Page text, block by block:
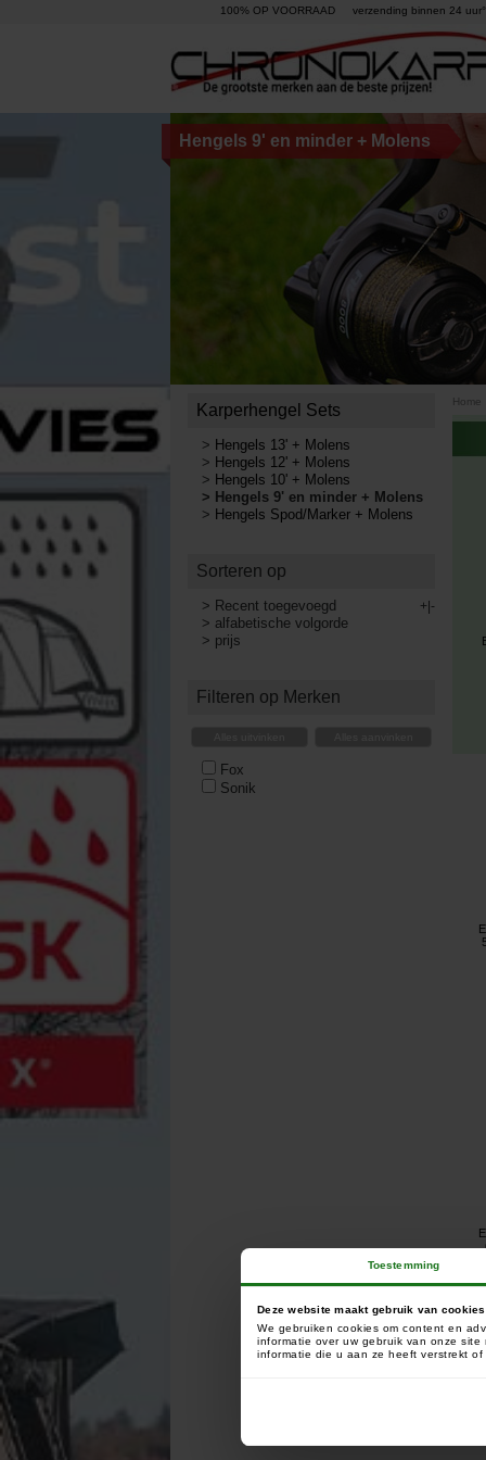
Toestemming
Deze website maakt gebruik van cookies
We gebruiken cookies om content en
informatie over uw gebruik van onze
informatie die u aan ze heeft verstrekt
100% OP VOORRAAD verzending binnen 24 uur°
Hengels 9' en minder + Molens
Karperhengel Sets
> Hengels 13' + Molens
> Hengels 12' + Molens
> Hengels 10' + Molens
> Hengels 9' en minder + Molens
> Hengels Spod/Marker + Molens
Sorteren op
> Recent toegevoegd +|-
> alfabetische volgorde
> prijs
Filteren op Merken
Fox
Sonik
Home